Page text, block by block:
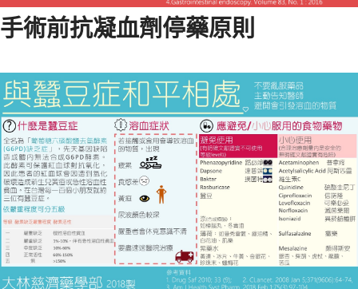
手術前抗凝血劑停藥原則